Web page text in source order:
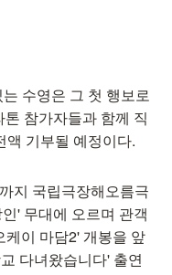
수영은 그 첫 행보로
참가자들과 함께 직
액 기부될 예정이다.
지 국립극장해오름극
' 무대에 오르며 관객
케이 마담2' 개봉을 앞
다녀왔습니다' 출연